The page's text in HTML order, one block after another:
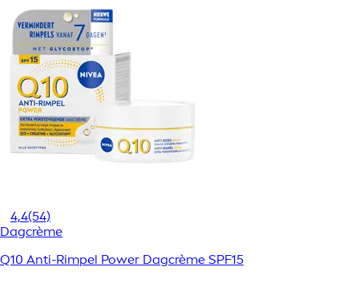
4,4(54)
Dagcrème
Q10 Anti-Rimpel Power Dagcrème SPF15